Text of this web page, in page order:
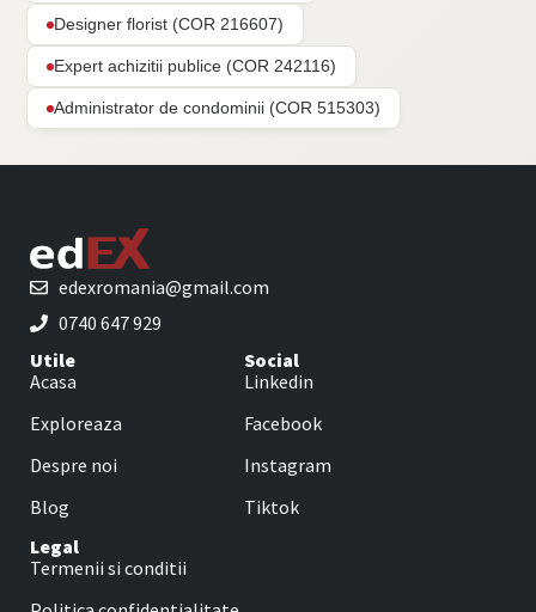
Designer florist (COR 216607)
Expert achizitii publice (COR 242116)
Administrator de condominii (COR 515303)
edexromania@gmail.com
0740 647 929
Utile
Acasa
Exploreaza
Despre noi
Blog
Social
Linkedin
Facebook
Instagram
Tiktok
Legal
Termenii si conditii